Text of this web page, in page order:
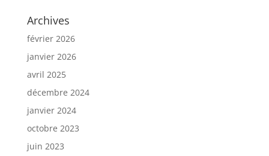
Archives
février 2026
janvier 2026
avril 2025
décembre 2024
janvier 2024
octobre 2023
juin 2023